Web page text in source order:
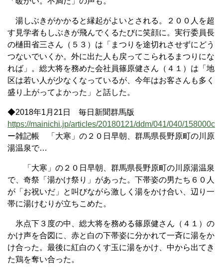
湯しぶきがかかると縁起がよいとされる。２００人を超
す見学者もしぶきが飛んでくるたびに笑顔に。実行委員長
の樋田省三さん（５３）は「まつりを途切れさせずにどう
つないでいくか。外に出た人も戻ってこられるまつりにな
れば」。総大将を務めた会社員篠原健さん（４１）は「地
区は若い人が少なくなっているが、今年はお客さんも多く
盛り上がってよかった」と話した。
◆2018年1月21日 毎日新聞群馬版
https://mainichi.jp/articles/20180121/ddm/041/040/158000c
ー雑記帳 「大寒」の２０日早朝、群馬県長野原町の川原
湯温泉で…
「大寒」の２０日早朝、群馬県長野原町の川原湯温泉
で、奇祭「湯かけ祭り」があった。下帯姿の男たち６０人
が「お祝いだ」と叫びながら激しく湯をかけ合い、辺り一
帯に湯けむりが立ちこめた。
氷点下３度の中、総大将を務める篠原健さん（４１）の
かけ声を合図に、赤と白の下帯姿に分かれて一斉に湯をか
け合った。最後に紅白のくす玉に湯をかけ、中から出てき
た鶏を奪い合った。